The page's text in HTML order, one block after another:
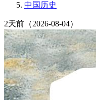
中国历史
2天前 （2026-08-04）